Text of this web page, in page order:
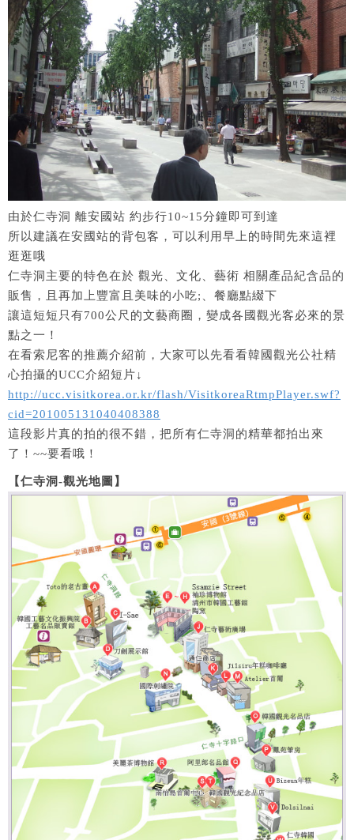
由於仁寺洞 離安國站 約步行10~15分鐘即可到達
所以建議在安國站的背包客，可以利用早上的時間先來這裡
逛逛哦
仁寺洞主要的特色在於 觀光、文化、藝術 相關產品紀含品的
販售，且再加上豐富且美味的小吃;、餐廳點綴下
讓這短短只有700公尺的文藝商圈，變成各國觀光客必來的景
點之一！
在看索尼客的推薦介紹前，大家可以先看看韓國觀光公社精
心拍攝的UCC介紹短片↓
http://ucc.visitkorea.or.kr/flash/VisitkoreaRtmpPlayer.swf?
cid=201005131040408388
這段影片真的拍的很不錯，把所有仁寺洞的精華都拍出來
了！~~要看哦！
【仁寺洞-觀光地圖】